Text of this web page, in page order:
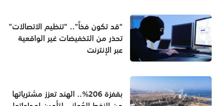
"قد تكون فخاً".. "تنظيم الاتصالات"
تحذر من التخفيضات غير الواقعية
عبر الإنترنت
بقفزة 206%.. الهند تعزز مشترياتها